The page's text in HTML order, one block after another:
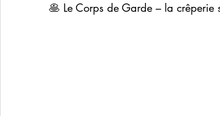
🥞 Le Corps de Garde – la crêperie